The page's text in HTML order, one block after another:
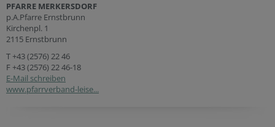
PFARRE MERKERSDORF
p.A.Pfarre Ernstbrunn
Kirchenpl. 1
2115 Ernstbrunn
T+43 (2576) 22 46
F +43 (2576) 22 46-18
E-Mail schreiben
www.pfarrverband-leise...